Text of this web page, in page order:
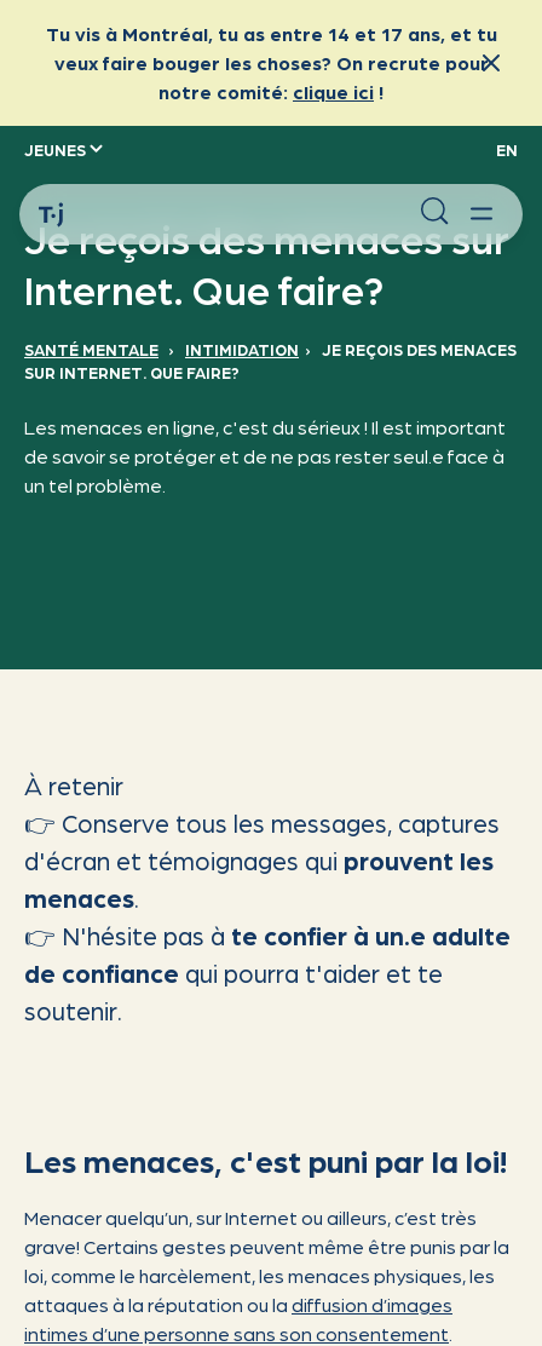
JEUNES EN
Je reçois des menaces sur
Internet. Que faire?
SANTÉ MENTALE › INTIMIDATION › JE REÇOIS DES MENACES
SUR INTERNET. QUE FAIRE?
Les menaces en ligne, c'est du sérieux ! Il est important
de savoir se protéger et de ne pas rester seul.e face à
un tel problème.
À retenir
👉 Conserve tous les messages, captures
d'écran et témoignages qui prouvent les
menaces.
👉 N'hésite pas à te confier à un.e adulte
de confiance qui pourra t'aider et te
soutenir.
Les menaces, c'est puni par la loi!
Menacer quelqu’un, sur Internet ou ailleurs, c’est très
grave! Certains gestes peuvent même être punis par la
loi, comme le harcèlement, les menaces physiques, les
attaques à la réputation ou la diffusion d’images
intimes d’une personne sans son consentement